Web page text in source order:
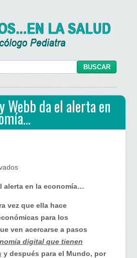
Webb da el alerta en
en
Webb
da
el
alerta
en
la
alerta en la economía…
vez que ella hace
para los
ven acercarse a pasos
digital que tienen
y después para el Mundo, por